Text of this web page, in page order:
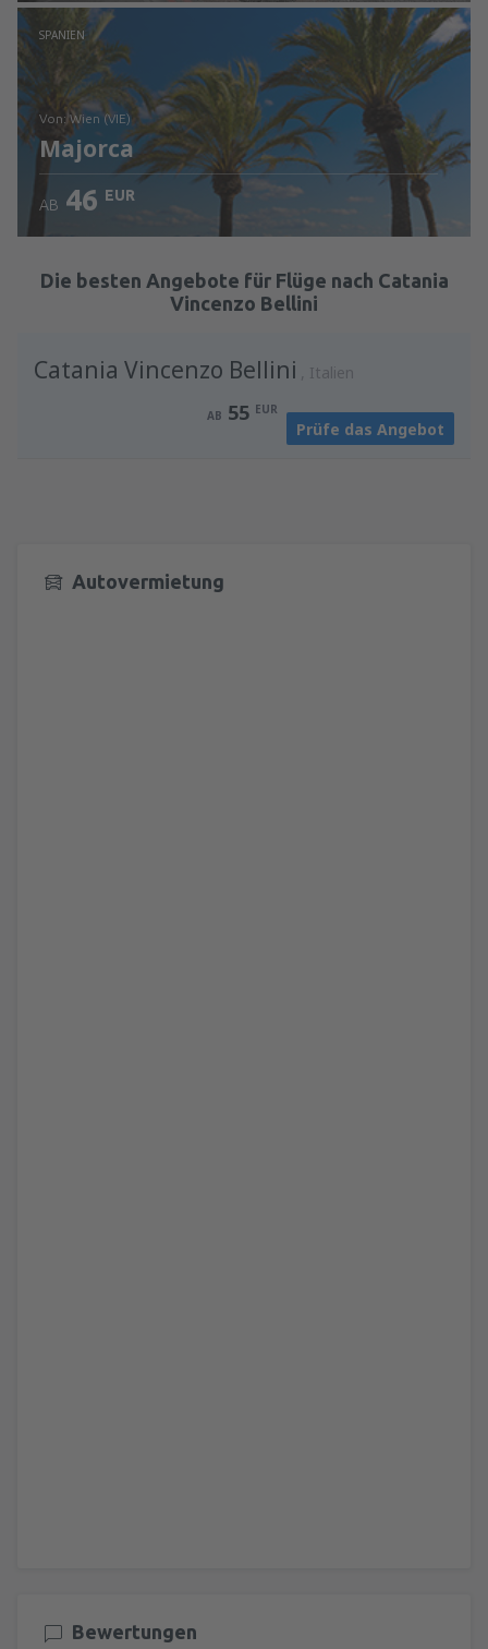
Prüfe die Einzelheiten
SPANIEN
von: Wien (VIE)
Majorca
Prüfe die Einzelheiten
AB 46 EUR
Die besten Angebote für Flüge nach Catania
Vincenzo Bellini
Catania Vincenzo Bellini Italien
AB 55 EUR
Prüfe das Angebot
Autovermietung
Bewertungen